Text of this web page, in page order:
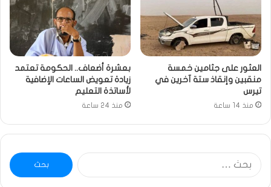
العثور على جثامين خمسة
منقبين وإنقاذ ستة آخرين في
تيرس
منذ 14 ساعة
بعشرة أضعاف.. الحكومة تعتمد
زيادة تعويض الساعات الإضافية
لأساتذة التعليم
منذ 24 ساعة
البحث
عن: